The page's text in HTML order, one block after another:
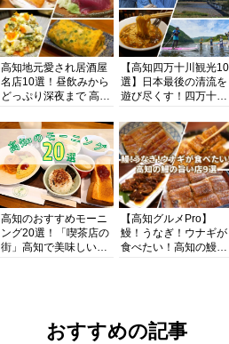
高知地元愛され居酒屋
名店10選！昼飲みから
どっぷり深夜まで 高知
知グルメPro】
【高知四万十川観光10
選】日本最後の清流を
遊び尽くす！四万十川
を網羅したおすすめガ
イド
高知のおすすめモーニ
ング20選！「喫茶店の
街」高知で美味しい喫
【高知グルメPro】
鰻！うなぎ！ウナギが
食べたい！高知の鰻の
おすすめの記事